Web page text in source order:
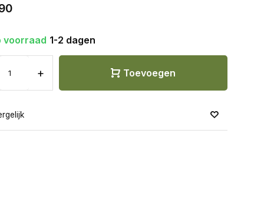
voorraad 1-2 dagen
+ Toevoegen